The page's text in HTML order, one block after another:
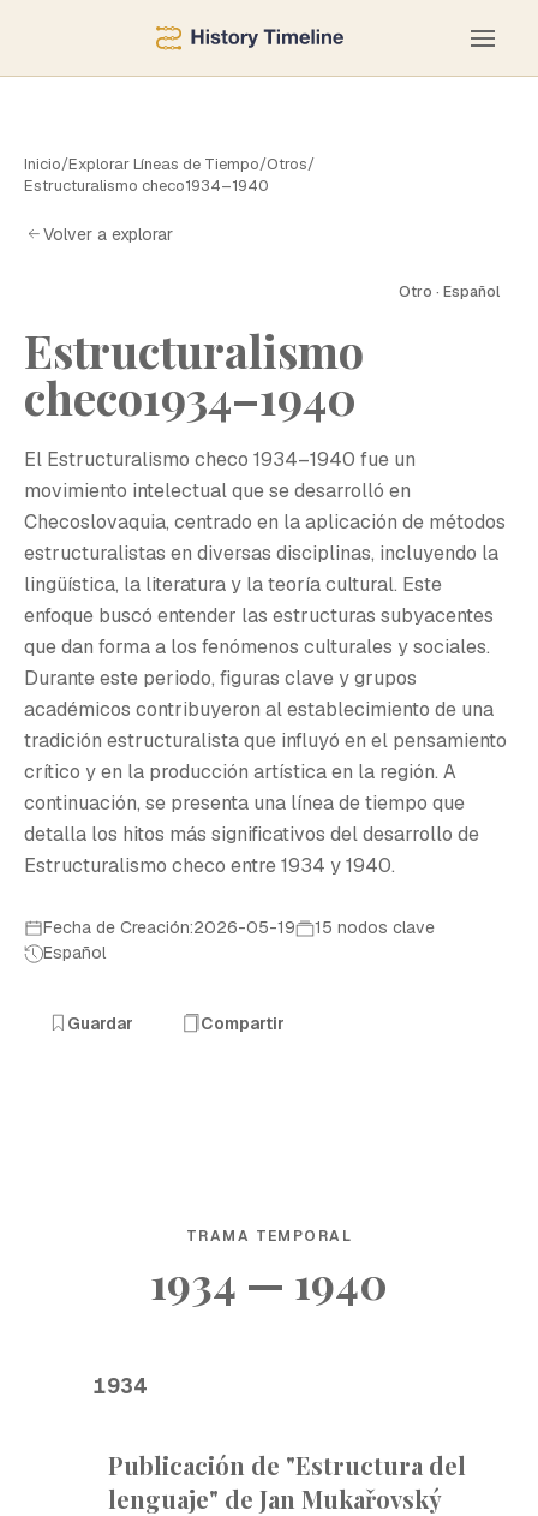
Inicio/Explorar Líneas de Tiempo/Otros/
Estructuralismo checo1934–1940
Volver a explorar
Otro · Español
Estructuralismo
checo1934–1940
El Estructuralismo checo 1934–1940 fue un
movimiento intelectual que se desarrolló en
Checoslovaquia, centrado en la aplicación de métodos
estructuralistas en diversas disciplinas, incluyendo la
lingüística, la literatura y la teoría cultural. Este
enfoque buscó entender las estructuras subyacentes
que dan forma a los fenómenos culturales y sociales.
Durante este periodo, figuras clave y grupos
académicos contribuyeron al establecimiento de una
tradición estructuralista que influyó en el pensamiento
crítico y en la producción artística en la región. A
continuación, se presenta una línea de tiempo que
detalla los hitos más significativos del desarrollo de
Estructuralismo checo entre 1934 y 1940.
Fecha de Creación:2026-05-19
15 nodos clave
Español
Guardar Compartir
TRAMA TEMPORAL
1934 — 1940
1934
Publicación de "Estructura del
lenguaje" de Jan Mukařovský